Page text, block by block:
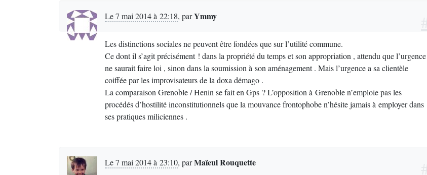
Le 7 mai 2014 à 22:18, parYmmy
Les distinctions sociales ne peuvent être fondées que sur l’utilité commune.
Ce dont il s’agit précisément ! dans la propriété du temps et son appropriation , attendu que l’urgence
ne saurait faire loi , sinon dans la soumission à son aménagement . Mais l’urgence a sa clientèle
coiffée par les improvisateurs de la doxa démago .
La comparaison Grenoble / Henin se fait en Gps ? L’opposition à Grenoble n’emploie pas les
procédés d’hostilité inconstitutionnels que la mouvance frontophobe n’hésite jamais à employer dans
ses pratiques miliciennes .
Le 7 mai 2014 à 23:10, parMaïeul Rouquette